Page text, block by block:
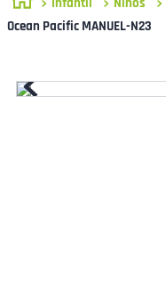
Ocean Pacific MANUEL-N23